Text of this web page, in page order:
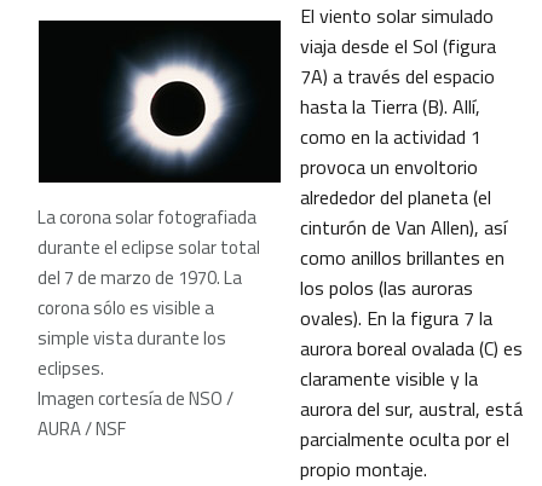
La corona solar fotografiada
durante el eclipse solar total
del 7 de marzo de 1970. La
corona sólo es visible a
simple vista durante los
eclipses.
Imagen cortesía de NSO /
AURA / NSF
El viento solar simulado
viaja desde el Sol (figura
7A) a través del espacio
hasta la Tierra (B). Allí,
como en la actividad 1
provoca un envoltorio
alrededor del planeta (el
cinturón de Van Allen), así
como anillos brillantes en
los polos (las auroras
ovales). En la figura 7 la
aurora boreal ovalada (C) es
claramente visible y la
aurora del sur, austral, está
parcialmente oculta por el
propio montaje.